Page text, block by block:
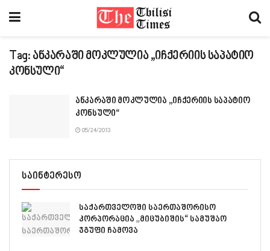
Tag: ანკარაში მოკლულია „იჩქერიის საპატიო
კონსული“
ანკარაში მოკლულია „იჩქერიის საპატიო
კონსული“
05/24/2013
საინტერესო
საქართველოში საერთაშორისო
კორპორაცია „მიცუბიშის“ სამუშაო
ჯგუფი ჩამოვა